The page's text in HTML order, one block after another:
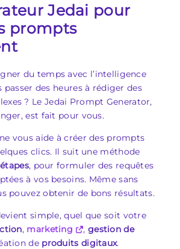
Jedai pour
prompts
du temps avec l’intelligence
des heures à rédiger des
? Le Jedai Prompt Generator,
est fait pour vous.
vous aide à créer des prompts
clics. Il suit une méthode
, pour formuler des requêtes
à vos besoins. Même sans
pouvez obtenir de bons résultats.
simple, quel que soit votre
, marketing , gestion de
de produits digitaux.